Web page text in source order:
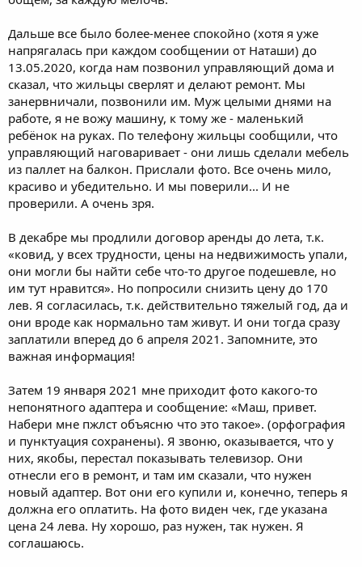
Дальше все было более-менее спокойно (хотя я уже
напрягалась при каждом сообщении от Наташи) до
13.05.2020, когда нам позвонил управляющий дома и
сказал, что жильцы сверлят и делают ремонт. Мы
занервничали, позвонили им. Муж целыми днями на
работе, я не вожу машину, к тому же - маленький
ребёнок на руках. По телефону жильцы сообщили, что
управляющий наговаривает - они лишь сделали мебель
из паллет на балкон. Прислали фото. Все очень мило,
красиво и убедительно. И мы поверили... И не
проверили. А очень зря.
В декабре мы продлили договор аренды до лета, т.к.
«ковид, у всех трудности, цены на недвижимость упали,
они могли бы найти себе что-то другое подешевле, но
им тут нравится». Но попросили снизить цену до 170
лев. Я согласилась, т.к. действительно тяжелый год, да и
они вроде как нормально там живут. И они тогда сразу
заплатили вперед до 6 апреля 2021. Запомните, это
важная информация!
Затем 19 января 2021 мне приходит фото какого-то
непонятного адаптера и сообщение: «Маш, привет.
Набери мне пжлст объясню что это такое». (орфография
и пунктуация сохранены). Я звоню, оказывается, что у
них, якобы, перестал показывать телевизор. Они
отнесли его в ремонт, и там им сказали, что нужен
новый адаптер. Вот они его купили и, конечно, теперь я
должна его оплатить. На фото виден чек, где указана
цена 24 лева. Ну хорошо, раз нужен, так нужен. Я
соглашаюсь.